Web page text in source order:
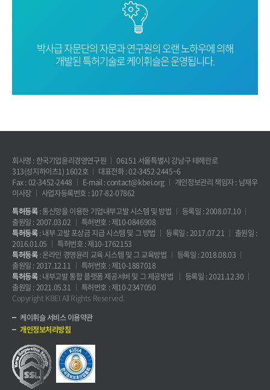
박사급 자문단의 자문과 연구원의 오랜노하우에 의해
개발된 특허기술로케이휘슬은 운영됩니다.
회사명 : 한국기업윤리경영연구원
06151 서울특별시 강남구 테헤란로
313(성지하이츠1) 1602호
대표전화 : 02-3452-2445~6
Fax : 02-3452-2448
E-mail : contact@kbei.org
개인정보관리 책임자 : 남재우
이사장
사업자등록번호 : 107-82-07862
특허등록: 통신망을 이용한 기업내부고발 시스템 및 방법
등록일 : 2008.07.10
출원일 : 2007.03.02
특허번호 : 제10-0846908
특허등록: 내부 고발 포상금 지급 시스템 및 그 방법 등록일 : 2017.07.21
출원일 :
2016.01.05
특허번호 : 제10-1762153
특허등록: 온라인 경영윤리 교육 시스템 및 그 교육방법
등록일 : 2018.08.03
출원일 : 2017.12.11
특허번호 : 제10-1887018
특허등록: 내부고발 통합 플랫폼 제공서버 및 그 제공방법
등록일 : 2021.12.30
출원일 : 2021.05.31
특허번호 : 제10-2347050
Copyright KBEI All Rights Reserved.
케이휘슬 서비스 이용약관
개인정보처리방침